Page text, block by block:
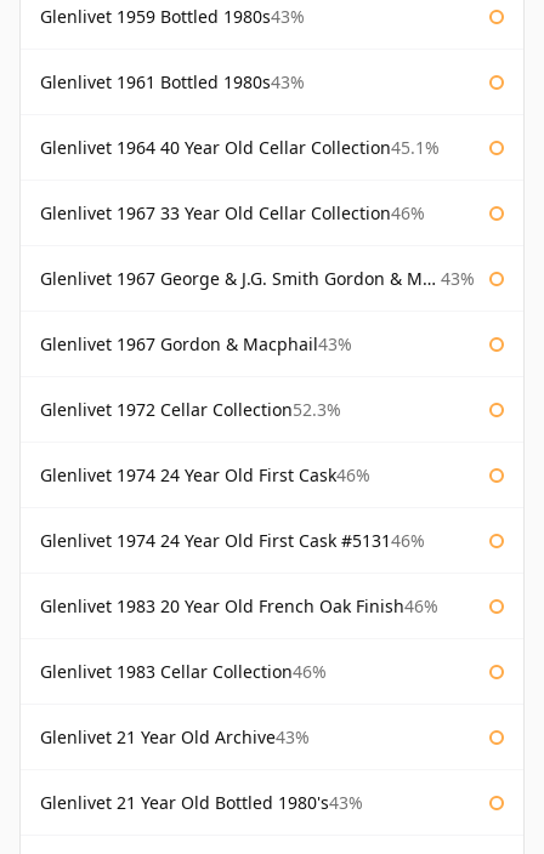
Glenlivet 1959 Bottled 1980s43%
Glenlivet 1961 Bottled 1980s43%
Glenlivet 1964 40 Year Old Cellar Collection45.1%
Glenlivet 1967 33 Year Old Cellar Collection46%
Glenlivet 1967 George & J.G. Smith Gordon & Macphail 43%
Glenlivet 1967 Gordon & Macphail43%
Glenlivet 1972 Cellar Collection52.3%
Glenlivet 1974 24 Year Old First Cask46%
Glenlivet 1974 24 Year Old First Cask #513146%
Glenlivet 1983 20 Year Old French Oak Finish46%
Glenlivet 1983 Cellar Collection46%
Glenlivet 21 Year Old Archive43%
Glenlivet 21 Year Old Bottled 1980's43%